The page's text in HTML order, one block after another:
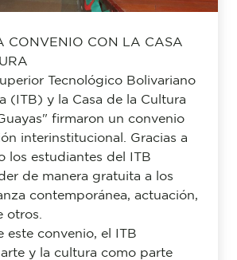
CONVENIO CON LA CASA
Tecnológico Bolivariano
(ITB) y la Casa de la Cultura
firmaron un convenio
interinstitucional. Gracias a
los estudiantes del ITB
de manera gratuita a los
contemporánea, actuación,
otros.
este convenio, el ITB
y la cultura como parte